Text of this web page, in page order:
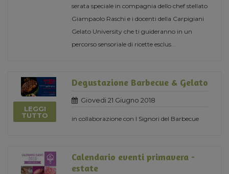
serata speciale in compagnia dello chef stellato
Giampaolo Raschi e i docenti della Carpigiani
Gelato University che ti guideranno in un
percorso sensoriale di ricette esclus
LEGGI
TUTTO
Degustazione Barbecue & Gelato
Giovedi 21 Giugno 2018
in collaborazione con I Signori del Barbecue
Calendario eventi primavera -
estate